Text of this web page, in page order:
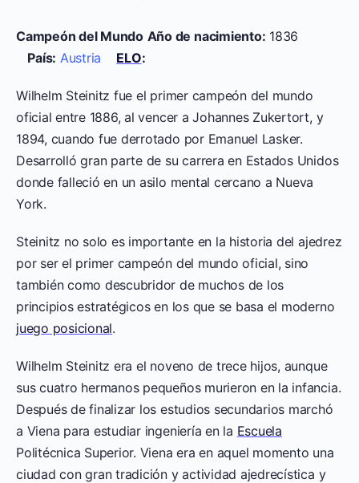
Campeón del Mundo Año de nacimiento: 1836
País: Austria ELO:
Wilhelm Steinitz fue el primer campeón del mundo
oficial entre 1886, al vencer a Johannes Zukertort, y
1894, cuando fue derrotado por Emanuel Lasker.
Desarrolló gran parte de su carrera en Estados Unidos
donde falleció en un asilo mental cercano a Nueva
York.
Steinitz no solo es importante en la historia del ajedrez
por ser el primer campeón del mundo oficial, sino
también como descubridor de muchos de los
principios estratégicos en los que se basa el moderno
juego posicional.
Wilhelm Steinitz era el noveno de trece hijos, aunque
sus cuatro hermanos pequeños murieron en la infancia.
Después de finalizar los estudios secundarios marchó
a Viena para estudiar ingeniería en la Escuela
Politécnica Superior. Viena era en aquel momento una
ciudad con gran tradición y actividad ajedrecística y